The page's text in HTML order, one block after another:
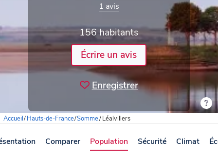
1 avis
156 habitants
Écrire un avis
Enregistrer
Accueil/Hauts-de-France/Somme/Léalvillers
Comparer Population Sécurité Climat